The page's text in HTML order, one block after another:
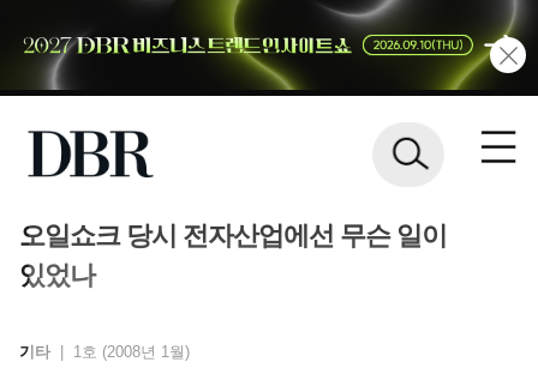
오일쇼크 당시 전자산업에선 무슨 일이
있었나
기타 1호 (2008년 1월)